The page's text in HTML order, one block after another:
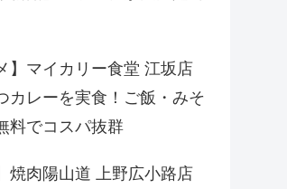
】マイカリー食堂 江坂店
カレーを実食！ご飯・みそ
料でコスパ抜群
焼肉陽山道 上野広小路店